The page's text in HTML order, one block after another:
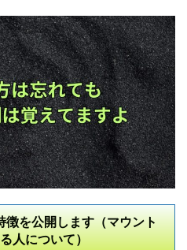
徴を公開します（マウント
人について）